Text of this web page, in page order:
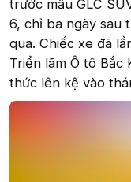
trước mẫu GLC
6, chỉ ba ngày sau
qua. Chiếc xe đã
Triển lãm Ô tô Bắc
thức lên kệ vào